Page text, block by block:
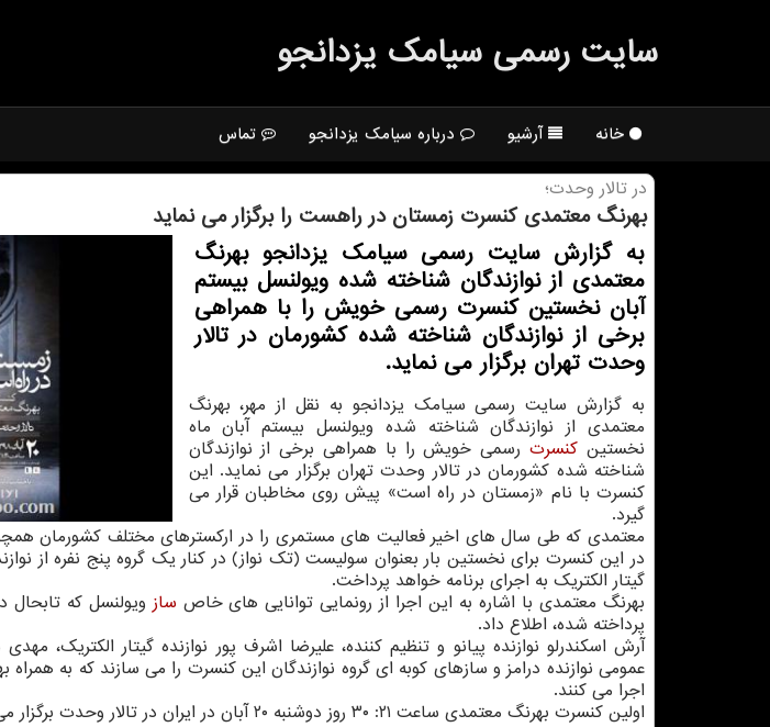
سایت رسمی سیامك یزدانجو
خانه آرشیو درباره سیامک یزدانجو تماس
در تالار وحدت؛
بهرنگ معتمدی كنسرت زمستان در راهست را برگزار می نماید
به گزارش سایت رسمی سیامك یزدانجو بهرنگ
معتمدی از نوازندگان شناخته شده ویولنسل بیستم
آبان نخستین كنسرت رسمی خویش را با همراهی
برخی از نوازندگان شناخته شده كشورمان در تالار
وحدت تهران برگزار می نماید.
به گزارش سایت رسمی سیامك یزدانجو به نقل از مهر، بهرنگ
معتمدی از نوازندگان شناخته شده ویولنسل بیستم آبان ماه
نخستین كنسرترسمی خویش را با همراهی برخی از نوازندگان
شناخته شده كشورمان در تالار وحدت تهران برگزار می نماید. این
كنسرت با نام «زمستان در راه است» پیش روی مخاطبان قرار می
گیرد.
معتمدی كه طی سال های اخیر فعالیت های مستمری را در اركسترهای مختلف كشورمان
در این كنسرت برای نخستین بار بعنوان سولیست (تك نواز) در كنار یك گروه پنج نفره از
گیتار الكتریك به اجرای برنامه خواهد پرداخت.
بهرنگ معتمدی با اشاره به این اجرا از رونمایی توانایی های خاص ساز ویولنسل كه
پرداخته شده، اطلاع داد.
آرش اسكندرلو نوازنده پیانو و تنظیم كننده، علیرضا اشرف پور نوازنده گیتار الكتریك،
عمومی نوازنده درامز و سازهای كوبه ای گروه نوازندگان این كنسرت را می سازند كه به همراه
اجرا می كنند.
اولین كنسرت بهرنگ معتمدی ساعت ۲۱: ۳۰ روز دوشنبه ۲۰ آبان در ایران در تالار وحدت برگزار می گردد.